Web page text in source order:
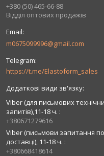
+380 (50) 465-66-88
Відділ оптових продажів
m0675099996@gmail.com
https://t.me/Elastoform_sales
Viber (для письмових
запитів),11-18 ч.
+380671279616
Viber (письмови запитання по
доставці), 11-18 ч.
+380668418614